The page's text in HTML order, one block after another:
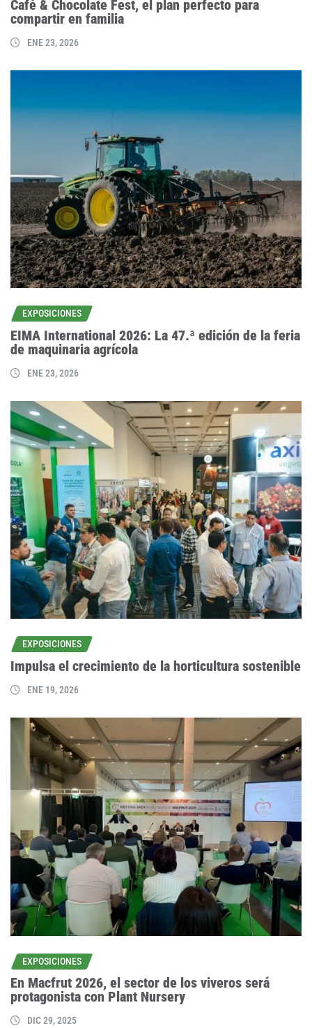
Café & Chocolate Fest, el plan perfecto para
compartir en familia
ENE 23, 2026
EXPOSICIONES
EIMA International 2026: La 47.ª edición de la feria
de maquinaria agrícola
ENE 23, 2026
EXPOSICIONES
Impulsa el crecimiento de la horticultura sostenible
ENE 19, 2026
EXPOSICIONES
En Macfrut 2026, el sector de los viveros será
protagonista con Plant Nursery
DIC 29, 2025